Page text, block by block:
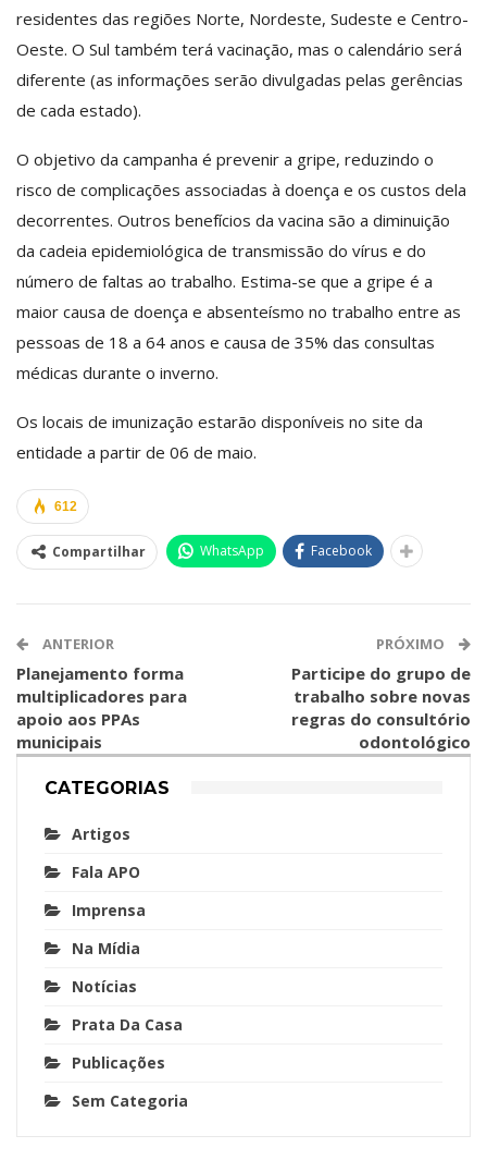
residentes das regiões Norte, Nordeste, Sudeste e Centro-
Oeste. O Sul também terá vacinação, mas o calendário será
diferente (as informações serão divulgadas pelas gerências
de cada estado).
O objetivo da campanha é prevenir a gripe, reduzindo o
risco de complicações associadas à doença e os custos dela
decorrentes. Outros benefícios da vacina são a diminuição
da cadeia epidemiológica de transmissão do vírus e do
número de faltas ao trabalho. Estima-se que a gripe é a
maior causa de doença e absenteísmo no trabalho entre as
pessoas de 18 a 64 anos e causa de 35% das consultas
médicas durante o inverno.
Os locais de imunização estarão disponíveis no site da
entidade a partir de 06 de maio.
612
Compartilhar WhatsApp Facebook
ANTERIOR
Planejamento forma
multiplicadores para
apoio aos PPAs
municipais
PRÓXIMO
Participe do grupo de
trabalho sobre novas
regras do consultório
odontológico
CATEGORIAS
Artigos
Fala APO
Imprensa
Na Mídia
Notícias
Prata Da Casa
Publicações
Sem Categoria